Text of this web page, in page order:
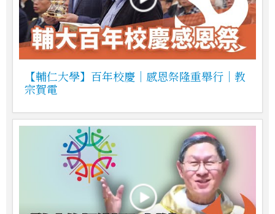
【輔仁大學】百年校慶｜感恩祭隆重舉行｜教
宗賀電